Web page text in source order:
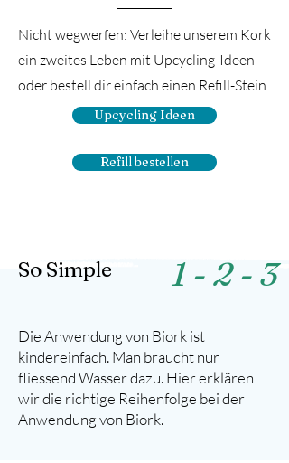
Nicht wegwerfen: Verleihe unserem Kork
ein zweites Leben mit Upcycling-Ideen –
oder bestell dir einfach einen Refill-Stein.
Upcycling Ideen
Refill bestellen
So Simple 1 - 2 - 3
Die Anwendung von Biork ist
kindereinfach. Man braucht nur
fliessend Wasser dazu. Hier erklären
wir die richtige Reihenfolge bei der
Anwendung von Biork.